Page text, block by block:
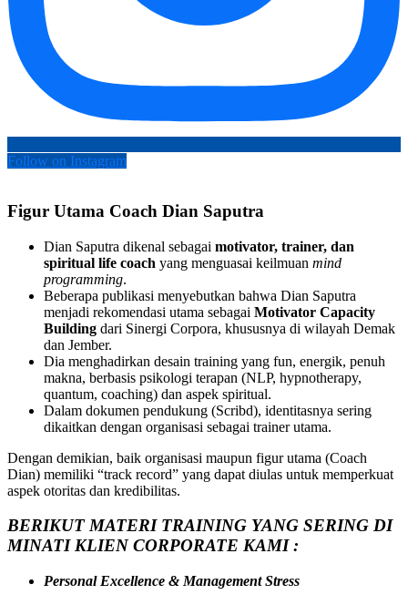
Follow on Instagram
Figur Utama Coach Dian Saputra
Dian Saputra dikenal sebagai motivator, trainer, dan
spiritual life coach yang menguasai keilmuan mind
programming.
Beberapa publikasi menyebutkan bahwa Dian Saputra
menjadi rekomendasi utama sebagai Motivator Capacity
Building dari Sinergi Corpora, khususnya di wilayah Demak
dan Jember.
Dia menghadirkan desain training yang fun, energik, penuh
makna, berbasis psikologi terapan (NLP, hypnotherapy,
quantum, coaching) dan aspek spiritual.
Dalam dokumen pendukung (Scribd), identitasnya sering
dikaitkan dengan organisasi sebagai trainer utama.
Dengan demikian, baik organisasi maupun figur utama (Coach
Dian) memiliki “track record” yang dapat diulas untuk memperkuat
aspek otoritas dan kredibilitas.
BERIKUT MATERI TRAINING YANG SERING DI
MINATI KLIEN CORPORATE KAMI :
Personal Excellence & Management Stress